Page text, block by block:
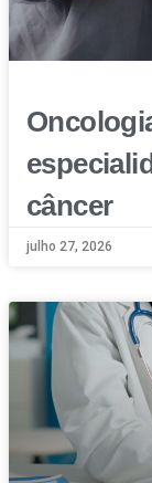
câncer
julho 27, 2026